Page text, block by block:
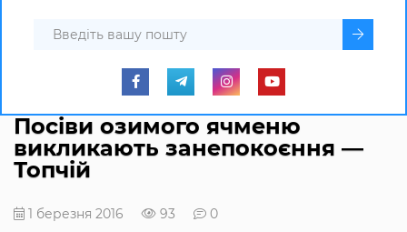
Посіви озимого ячменю
викликають занепокоєння ―
Топчій
1 березня 2016 93 0